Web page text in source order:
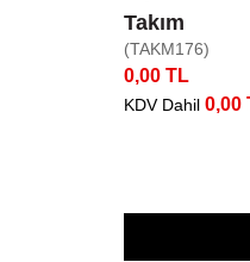
Takım
(TAKM176)
0,00 TL
KDV Dahil 0,00